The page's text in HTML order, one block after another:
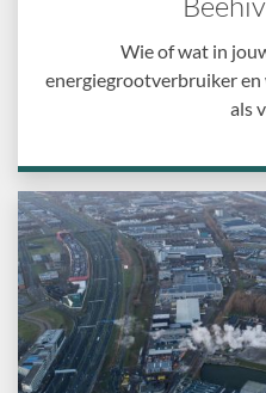
Wie of wat in
energiegrootverbruiker
als